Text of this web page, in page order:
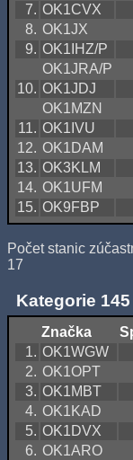
7. OK1CVX
8. OK1JX
9. OK1IHZ/P
OK1JRA/P
10. OK1JDJ
OK1MZN
11. OK1IVU
12. OK1DAM
13. OK3KLM
14. OK1UFM
15. OK9FBP
Počet stanic
17
Kategorie 145
Značka
1. OK1WGW
2. OK1OPT
3. OK1MBT
4. OK1KAD
5. OK1DVX
6. OK1ARO